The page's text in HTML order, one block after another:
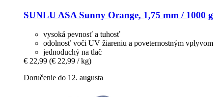
SUNLU ASA Sunny Orange, 1,75 mm / 1000 g
vysoká pevnosť a tuhosť
odolnosť voči UV žiareniu a poveternostným vplyvom
jednoduchý na tlač
€ 22,99 (€ 22,99 / kg)
Doručenie do 12. augusta